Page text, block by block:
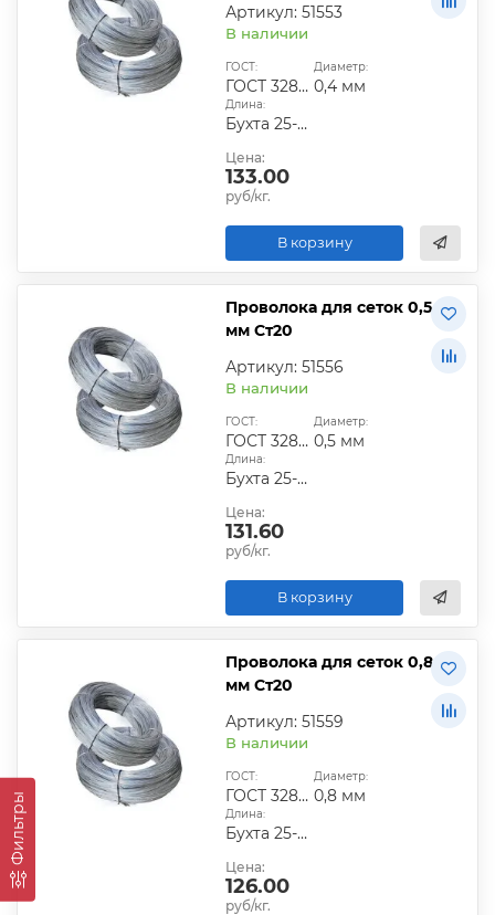
Фильтры
Артикул: 51553
В наличии
ГОСТ:
ГОСТ 3282-74
Диаметр:
0,4 мм
Длина:
Бухта 25-50 кг
Цена:
133.00
руб/кг.
В корзину
Проволока для сеток 0,5
мм Ст20
Артикул: 51556
В наличии
ГОСТ:
ГОСТ 3282-74
Диаметр:
0,5 мм
Длина:
Бухта 25-50 кг
Цена:
131.60
руб/кг.
В корзину
Проволока для сеток 0,8
мм Ст20
Артикул: 51559
В наличии
ГОСТ:
ГОСТ 3282-74
Диаметр:
0,8 мм
Длина:
Бухта 25-50 кг
Цена:
126.00
руб/кг.